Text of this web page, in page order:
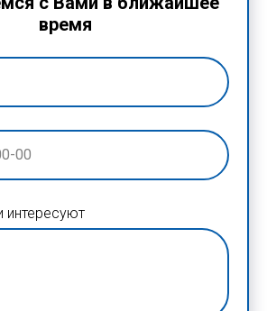
время
интересуют